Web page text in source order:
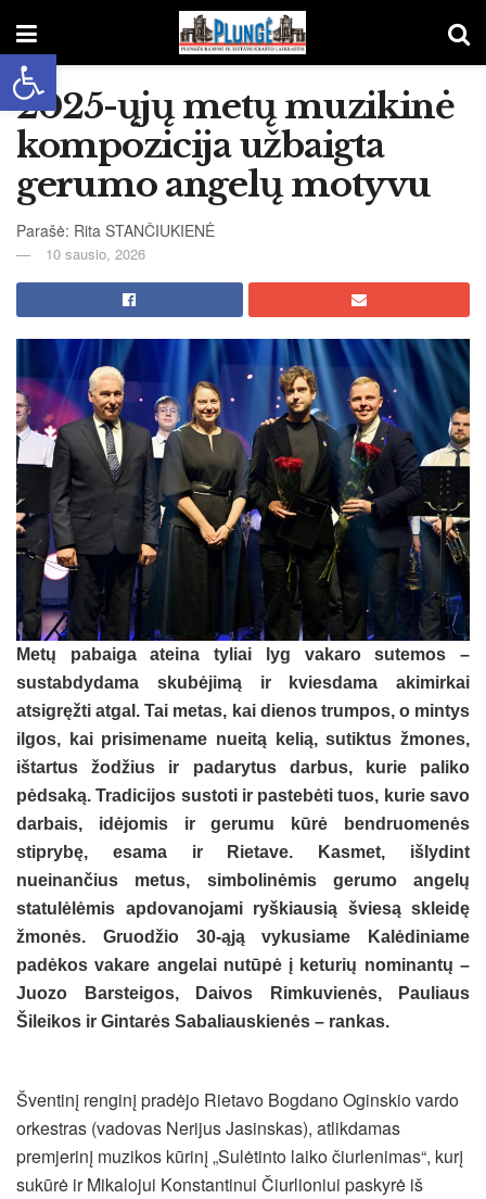
Open toolbar
2025-ųjų metų muzikinė
kompozicija užbaigta
gerumo angelų motyvu
Parašė: Rita STANČIUKIENĖ
10 sausio, 2026
Metų pabaiga ateina tyliai lyg vakaro sutemos –
sustabdydama skubėjimą ir kviesdama akimirkai
atsigręžti atgal. Tai metas, kai dienos trumpos, o mintys
ilgos, kai prisimename nueitą kelią, sutiktus žmones,
ištartus žodžius ir padarytus darbus, kurie paliko
pėdsaką. Tradicijos sustoti ir pastebėti tuos, kurie savo
darbais, idėjomis ir gerumu kūrė bendruomenės
stiprybę, esama ir Rietave. Kasmet, išlydint
nueinančius metus, simbolinėmis gerumo angelų
statulėlėmis apdovanojami ryškiausią šviesą skleidę
žmonės. Gruodžio 30-ąją vykusiame Kalėdiniame
padėkos vakare angelai nutūpė į keturių nominantų –
Juozo Barsteigos, Daivos Rimkuvienės, Pauliaus
Šileikos ir Gintarės Sabaliauskienės – rankas.
Šventinį renginį pradėjo Rietavo Bogdano Oginskio vardo
orkestras (vadovas Nerijus Jasinskas), atlikdamas
premjerinį muzikos kūrinį „Sulėtinto laiko čiurlenimas“, kurį
sukūrė ir Mikalojui Konstantinui Čiurlioniui paskyrė iš